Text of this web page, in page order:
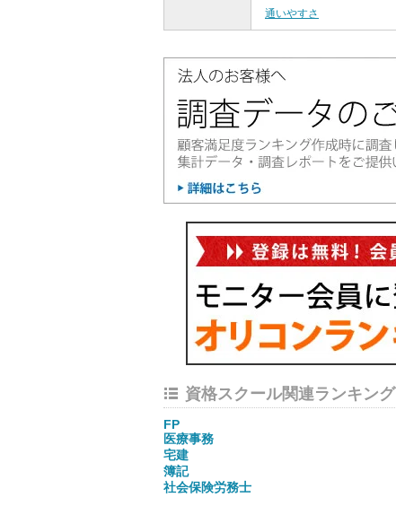
通いやすさ
資格スクール関連ランキング
FP
医療事務
宅建
簿記
社会保険労務士